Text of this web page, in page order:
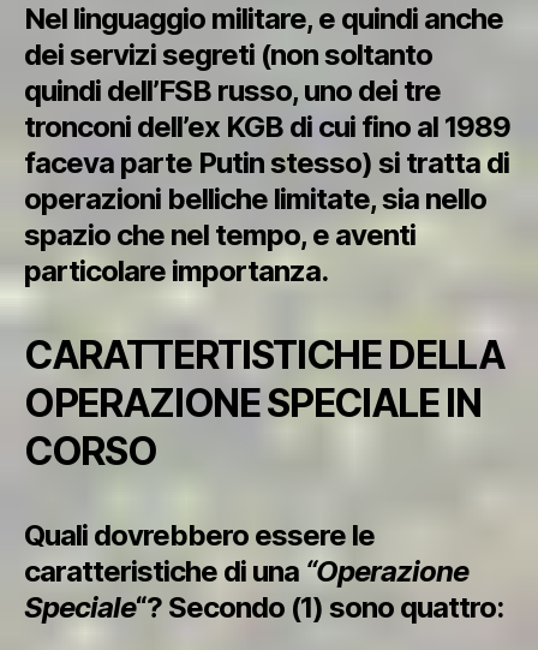
Nel linguaggio militare, e quindi anche
dei servizi segreti (non soltanto
quindi dell’FSB russo, uno dei tre
tronconi dell’ex KGB di cui fino al 1989
faceva parte Putin stesso) si tratta di
operazioni belliche limitate, sia nello
spazio che nel tempo, e aventi
particolare importanza.
CARATTERTISTICHE DELLA
OPERAZIONE SPECIALE IN
CORSO
Quali dovrebbero essere le
caratteristiche di una “Operazione
Speciale“? Secondo (1) sono quattro: